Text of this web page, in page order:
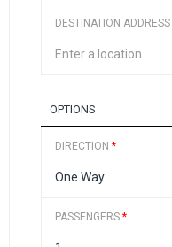
DESTINATION ADDRESS
OPTIONS
DIRECTION *
PASSENGERS *